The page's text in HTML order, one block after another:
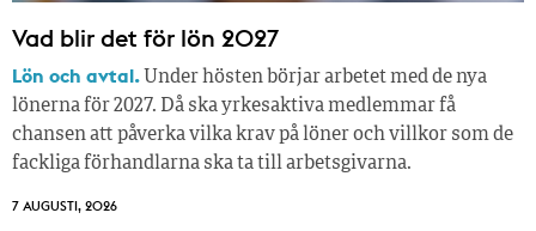
Vad blir det för lön 2027
Lön och avtal. Under hösten börjar arbetet med de nya
lönerna för 2027. Då ska yrkesaktiva medlemmar få
chansen att påverka vilka krav på löner och villkor som de
fackliga förhandlarna ska ta till arbetsgivarna.
7 AUGUSTI, 2026